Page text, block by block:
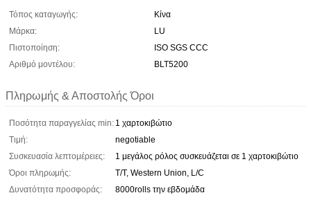
Τόπος καταγωγής:
Κίνα
Μάρκα:
LU
Πιστοποίηση:
ISO SGS CCC
Αριθμό μοντέλου:
BLT5200
Πληρωμής & Αποστολής Όροι
Ποσότητα παραγγελίας min: 1 χαρτοκιβώτιο
Τιμή:
negotiable
Συσκευασία λεπτομέρειες:
1 μεγάλος ρόλος συσκευάζεται σε 1 χαρτοκιβώτιο
Όροι πληρωμής:
T/T, Western Union, L/C
Δυνατότητα προσφοράς:
8000rolls την εβδομάδα